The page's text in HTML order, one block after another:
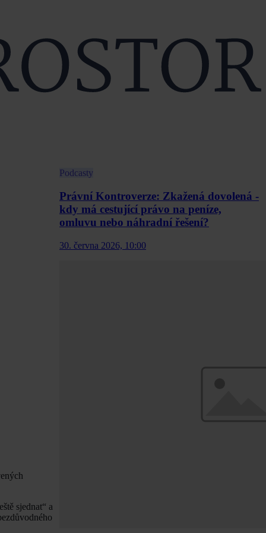
sjednat“ a
Podcasty
Právní Kontroverze: Zkažená dovolená -
kdy má cestující právo na peníze,
omluvu nebo náhradní řešení?
30. června 2026, 10:00